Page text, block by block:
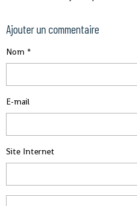
Ajouter un commentaire
Nom
E-mail
Site Internet